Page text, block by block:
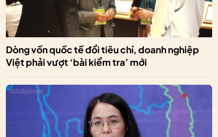
Dòng vốn quốc tế đổi tiêu chí, doanh nghiệp
Việt phải vượt ‘bài kiểm tra’ mới